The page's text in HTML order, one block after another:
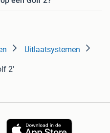
Uitlaatsystemen
2'